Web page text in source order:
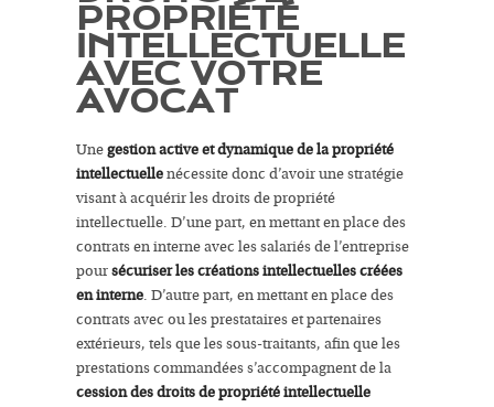
PROPRIÉTÉ
INTELLECTUELLE
AVEC VOTRE
AVOCAT
Unegestion active et dynamique de la propriété
intellectuellenécessite donc d’avoir une stratégie
visant à acquérir les droits de propriété
intellectuelle. D’une part, en mettant en place des
contrats en interne avec les salariés de l’entreprise
poursécuriser les créations intellectuelles créées
en interne. D’autre part, en mettant en place des
contrats avec ou les prestataires et partenaires
extérieurs, tels que les sous-traitants, afin que les
prestations commandées s’accompagnent de la
cession des droits de propriété intellectuelle